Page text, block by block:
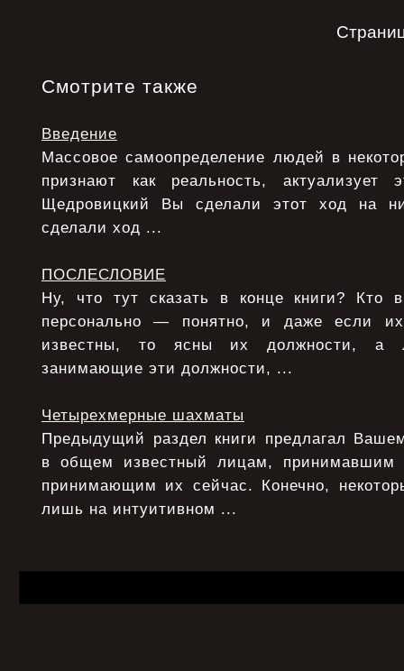
Смотрите также
Введение
Массовое самоопределение людей в
признают как реальность,
Щедровицкий Вы сделали этот ход на
сделали ход ...
ПОСЛЕСЛОВИЕ
Ну, что тут сказать в конце книги? Кто
персонально — понятно, и даже если
известны, то ясны их должности, а
занимающие эти должности, ...
Четырехмерные шахматы
Предыдущий раздел книги предлагал
в общем известный лицам,
принимающим их сейчас. Конечно,
лишь на интуитивном ...